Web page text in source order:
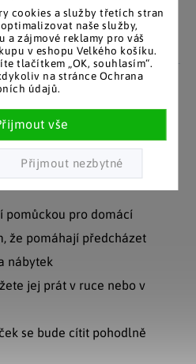
cookies a služby třetích stran
naše služby,
a zájmové reklamy pro váš
v eshopu Velkého košíku.
tlačítkem „OK, souhlasím“.
na stránce Ochrana
údajů.
zákazníky. Značkové zboží
se zárukou původu.
se často potýkají s
jim můžete pomoci těmito
němu se například staří
dostanou na pohovku nebo
pomůckou pro domácí
že pomáhají předcházet
nábytek
jej prát v ruce nebo v
se bude cítit pohodlně